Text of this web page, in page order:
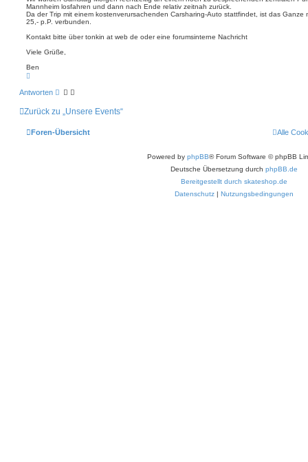
n
r
a
g
Mannheim losfahren und dann nach Ende relativ zeitnah zurück.
Da der Trip mit einem kostenverursachenden Carsharing-Auto stattfindet, ist das Ganze
25,- p.P. verbunden.
Kontakt bitte über tonkin at web de oder eine forumsinterne Nachricht
Viele Grüße,
Ben
h
b
Antworten
Zurück zu „Unsere Events“
Foren-Übersicht Alle
Powered by phpBB® Forum Software © phpBB
Deutsche Übersetzung durch phpBB.de
Bereitgestellt durch skateshop.de
Datenschutz | Nutzungsbedingungen